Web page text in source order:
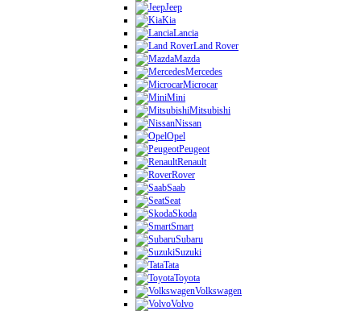
Jeep
Kia
Lancia
Land Rover
Mazda
Mercedes
Microcar
Mini
Mitsubishi
Nissan
Opel
Peugeot
Renault
Rover
Saab
Seat
Skoda
Smart
Subaru
Suzuki
Tata
Toyota
Volkswagen
Volvo